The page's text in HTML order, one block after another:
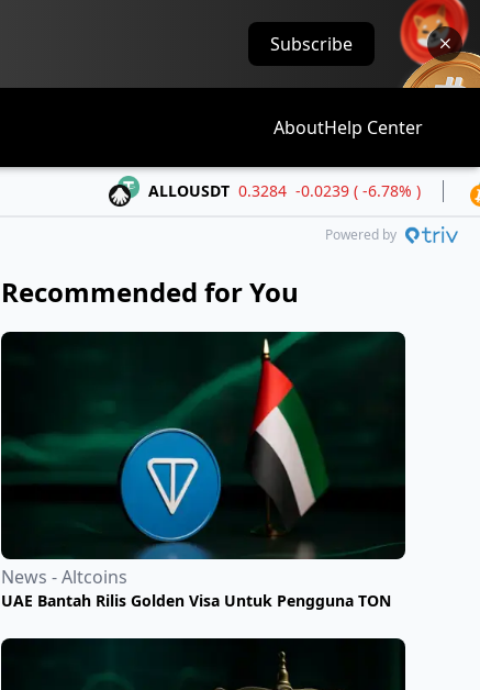
Subscribe
AboutHelp Center
ALLOUSDT 0.3284 -0.0239 ( -6.78% )
Powered by
Recommended for You
News - Altcoins
UAE Bantah Rilis Golden Visa Untuk Pengguna TON